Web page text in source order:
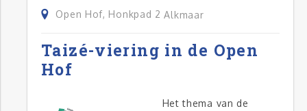
Open Hof, Honkpad 2 Alkmaar
Taizé-viering in de Open
Hof
Het thema van de